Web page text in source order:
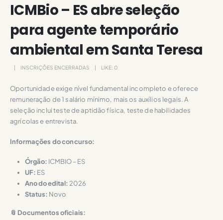
ICMBio – ES abre seleção
para agente temporário
ambiental em Santa Teresa
INSCRIÇÕES ENCERRADAS LIKE: 0
Oportunidade exige nível fundamental incompleto e oferece
remuneração de 1 salário mínimo, mais os auxílios legais. A
seleção inclui teste de aptidão física, teste de habilidades
agrícolas e entrevista.
Informações do concurso:
Órgão: ICMBIO – ES
UF: ES
Ano do edital: 2026
Status: Novo
📎 Documentos oficiais: